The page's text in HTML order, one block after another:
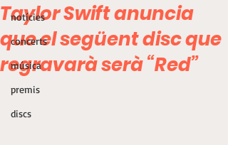
notícies
concerts
música
premis
discs
Taylor Swift anuncia
que el següent disc que
regravarà serà “Red”